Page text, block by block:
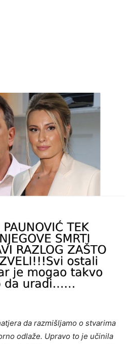
da razmišljamo o stvarima
odlaže. Upravo to je učinila